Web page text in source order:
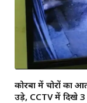
कोरबा में चोरों का
उड़े, CCTV में दिखे 3